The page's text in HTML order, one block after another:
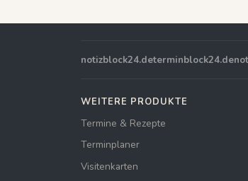
notizblock24.determinblock24.de
WEITERE PRODUKTE
Termine & Rezepte
Terminplaner
Visitenkarten